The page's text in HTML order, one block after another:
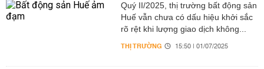
Quý II/2025, thị trường bất động sản
Huế vẫn chưa có dấu hiệu khởi sắc
rõ rệt khi lượng giao dịch không...
THỊ TRƯỜNG 15:50 | 01/07/2025